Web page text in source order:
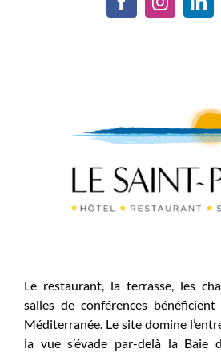
Le restaurant, la terrasse, les
salles de conférences
Méditerranée. Le site domine
la vue s’évade par-delà la Baie